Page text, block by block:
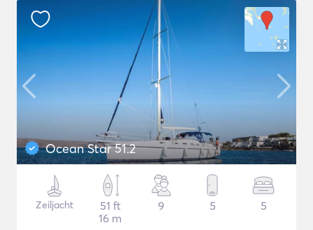
Ocean Star 51.2
Zeiljacht
51 ft
16 m
9 5 5